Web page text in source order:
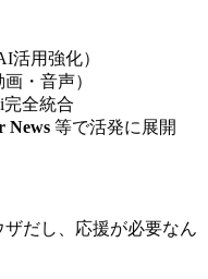
活用強化）
・音声）
完全統合
News 等で活発に展開
だし、応援が必要なん